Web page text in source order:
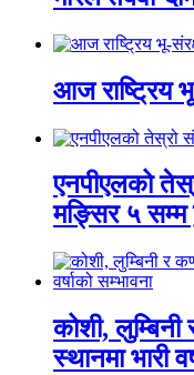
आज राष्ट्रिय
एनपीएलको
मङ्सिर ५ सम्म
कोशी,
स्थानमा भारी